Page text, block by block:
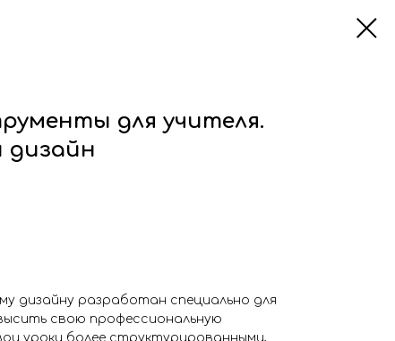
для учителя.
дизайн
дизайну разработан специально для
свою профессиональную
уроки более структурированными,